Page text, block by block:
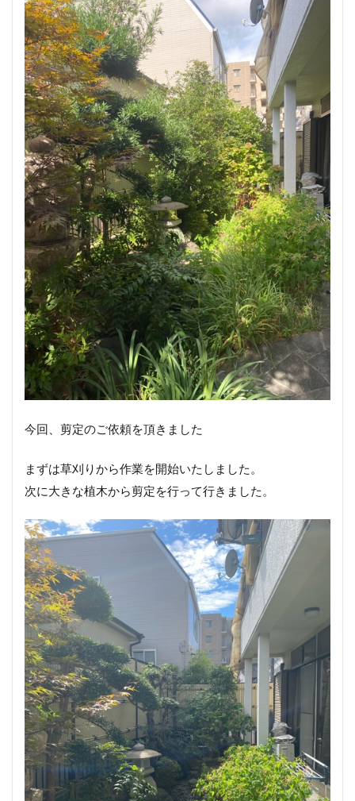
今回、剪定のご依頼を頂きました
まずは草刈りから作業を開始いたしました。
次に大きな植木から剪定を行って行きました。